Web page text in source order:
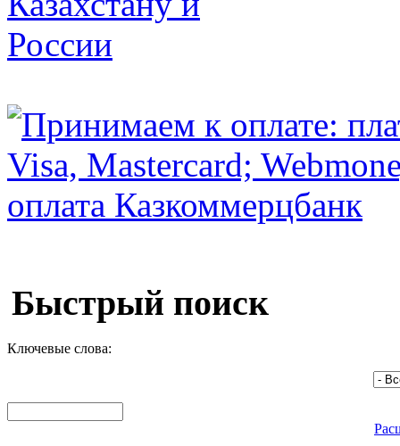
Быстрый поиск
Ключевые слова: